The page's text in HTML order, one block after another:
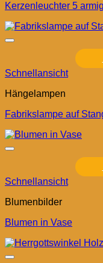
Kerzenleuchter 5
Schnellansicht
Hängelampen
Fabrikslampe auf
Schnellansicht
Blumenbilder
Blumen in Vase